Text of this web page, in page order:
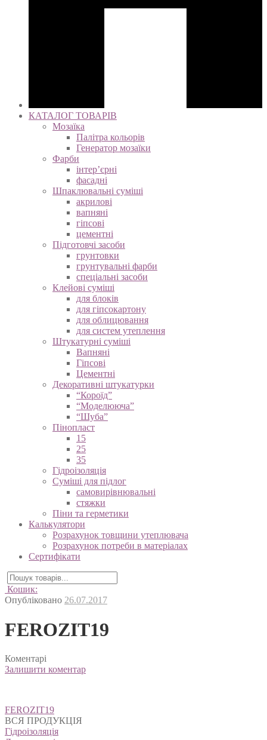
КАТАЛОГ ТОВАРІВ
Мозаїка
Палітра кольорів
Генератор мозаїки
Фарби
інтер’єрні
фасадні
Шпаклювальні суміші
акрилові
вапняні
гіпсові
цементні
Підготовчі засоби
грунтовки
грунтувальні фарби
спеціальні засоби
Клейові суміші
для блоків
для гіпсокартону
для облицювання
для систем утеплення
Штукатурні суміші
Вапняні
Гіпсові
Цементні
Декоративні штукатурки
“Короїд”
“Моделююча”
“Шуба”
Пінопласт
15
25
35
Гідроізоляція
Суміші для підлог
самовирівнювальні
стяжки
Піни та герметики
Калькулятори
Розрахунок товщини утеплювача
Розрахунок потреби в матеріалах
Сертифікати
Кошик:
Опубліковано 26.07.2017
FEROZIT19
Коментарі
Залишити коментар
Навігація
записів
FEROZIT19
ВСЯ ПРОДУКЦІЯ
Гідроізоляція